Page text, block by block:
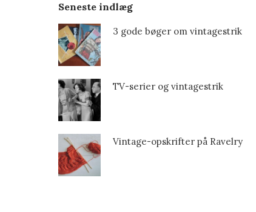
Seneste indlæg
3 gode bøger om vintagestrik
TV-serier og vintagestrik
Vintage-opskrifter på Ravelry